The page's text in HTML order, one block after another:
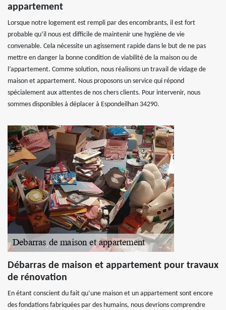
appartement
Lorsque notre logement est rempli par des encombrants, il est fort
probable qu’il nous est difficile de maintenir une hygiène de vie
convenable. Cela nécessite un agissement rapide dans le but de ne pas
mettre en danger la bonne condition de viabilité de la maison ou de
l’appartement. Comme solution, nous réalisons un travail de vidage de
maison et appartement. Nous proposons un service qui répond
spécialement aux attentes de nos chers clients. Pour intervenir, nous
sommes disponibles à déplacer à Espondeilhan 34290.
Débarras de maison et appartement pour travaux
de rénovation
En étant conscient du fait qu’une maison et un appartement sont encore
des fondations fabriquées par des humains, nous devrions comprendre